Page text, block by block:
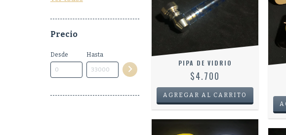
Precio
Desde Hasta
PIPA DE VIDRIO
$4.700